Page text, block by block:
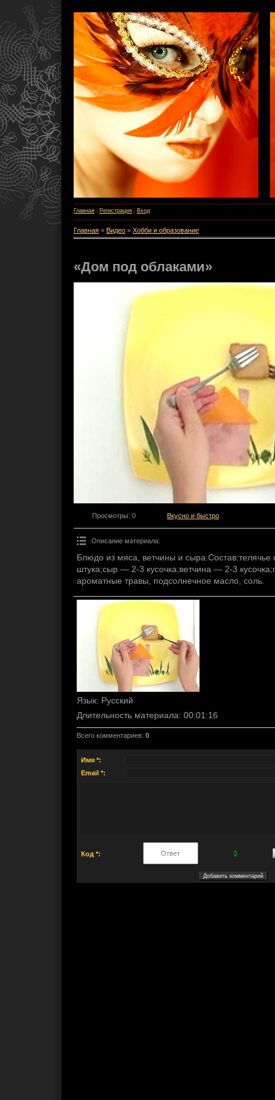
Главная Регистрация Вход
Главная » Видео » Хобби и образование
«Дом под облаками»
Просмотры: 0 Вкусно и быстро
Описание материала:
Блюдо из мяса, ветчины и
штука;сыр — 2-3 кусочка;ветчина — 2-3
ароматные травы, подсолнечное масло, соль.
Язык: Русский
Длительность материала: 00:01:16
Всего комментариев: 0
Имя *:
Email *:
Код *: